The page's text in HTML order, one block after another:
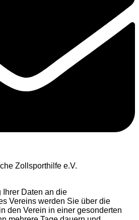
Zollsporthilfe e.V.
Ihrer Daten an die
Vereins werden Sie über die
den Verein in einer gesonderten